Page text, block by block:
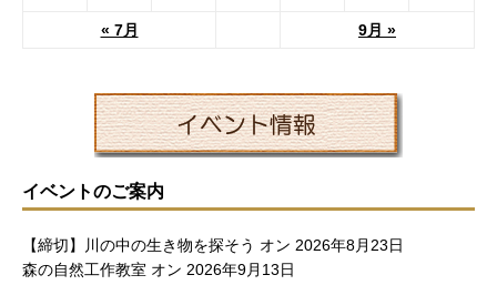
« 7月 9月 »
イベントのご案内
【締切】川の中の生き物を探そう オン 2026年8月23日
森の自然工作教室 オン 2026年9月13日